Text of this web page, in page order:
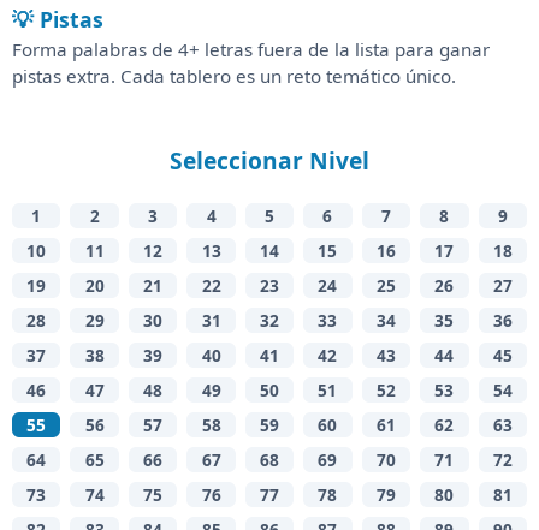
💡 Pistas
Forma palabras de 4+ letras fuera de la lista para ganar
pistas extra. Cada tablero es un reto temático único.
Seleccionar Nivel
1 2 3 4 5 6 7 8
9
10
11 12 13 14 15 16 17
18
19
20 21 22 23 24 25 26
27
28
29 30 31 32 33 34 35
36
37
38 39 40 41 42 43 44
45
46
47 48 49 50 51 52 53
54
55
56 57 58 59 60 61 62
63
64
65 66 67 68 69 70 71
72
73
74 75 76 77 78 79 80
81